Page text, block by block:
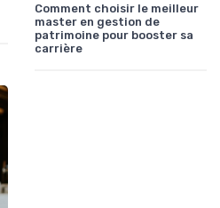
Comment choisir le meilleur
master en gestion de
patrimoine pour booster sa
carrière